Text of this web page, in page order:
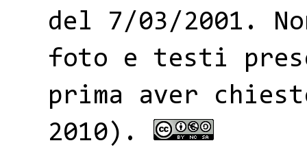
del 7/03/2001.
foto e testi
prima aver
2010).